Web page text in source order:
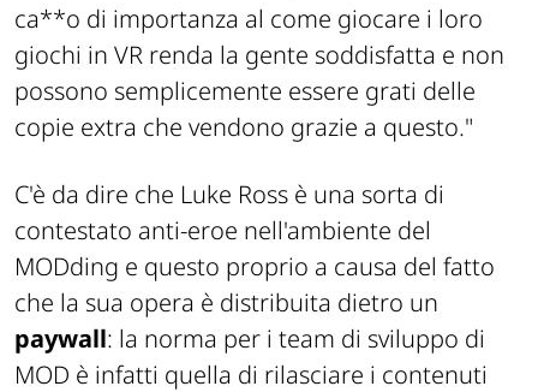
ca**o di importanza al come giocare i loro
giochi in VR renda la gente soddisfatta e non
possono semplicemente essere grati delle
copie extra che vendono grazie a questo."
C'è da dire che Luke Ross è una sorta di
contestato anti-eroe nell'ambiente del
MODding e questo proprio a causa del fatto
che la sua opera è distribuita dietro un
paywall: la norma per i team di sviluppo di
MOD è infatti quella di rilasciare i contenuti